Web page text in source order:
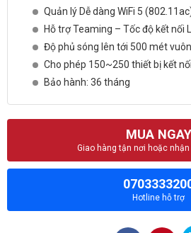
Quản lý Dễ dàng WiFi 5
Hỗ trợ Teaming – Tốc độ kết nối
Độ phủ sóng lên tới 500 mét
Cho phép 150~250 thiết bị kết
Bảo hành: 36 tháng
MUA NGAY
Giao hàng tận nơi hoặc
Hotline hỗ trợ